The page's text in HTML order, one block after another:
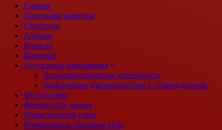
Главная
Программа развития
Структура
Аппарат
Новости
Вакансии
Актуальная информация
Антикоррупционная деятельность
Информация для арендаторов и субарендаторов
Фотогалерeя
Фермерский дворик
Общественный совет
Нормативные правовые акты